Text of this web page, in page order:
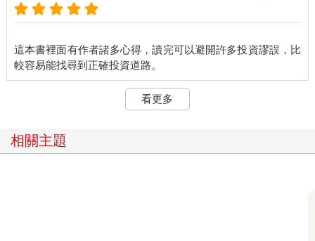
的人。在某些領域中，比別人搶先一步的意思是接受更多的教
育、在體育館或圖書館花更多的時間、攝取更好的營養、付出更
域，這些東西都不重要，投資需要的是更有洞察力的思考，也就
是我說的第二層思考。
想要投資的人可以去上金融與會計課程，廣泛閱讀相關的書籍，
但這些人中，只有少數人能有維持平均報酬以上所需要的卓越洞
察力、直覺、價值觀念，以及對市場心理面的了解。想要做到這
這本書裡面有作者諸多心得，讀完可以避開許多投資謬誤，比
看更多
相關主題